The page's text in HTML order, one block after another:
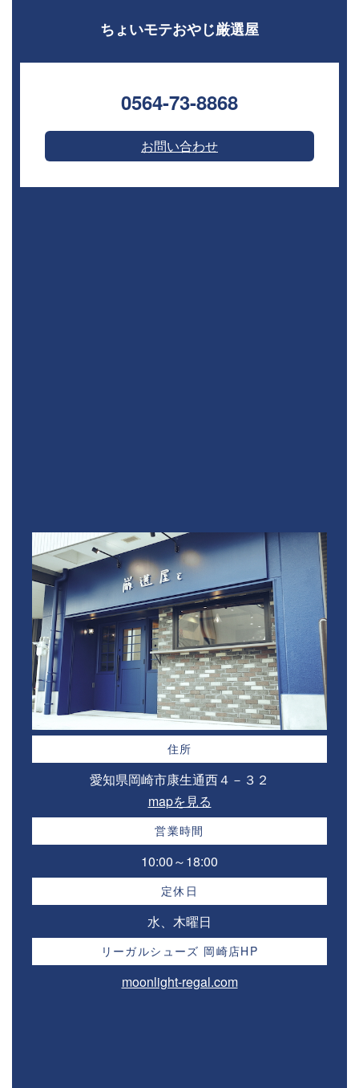
ちょいモテおやじ厳選屋
0564-73-8868⁣
お問い合わせ
住所
愛知県岡崎市康生通西４－３２⁣
mapを見る
営業時間
10:00～18:00⁣
定休日
水、木曜日
リーガルシューズ 岡崎店HP
moonlight-regal.com